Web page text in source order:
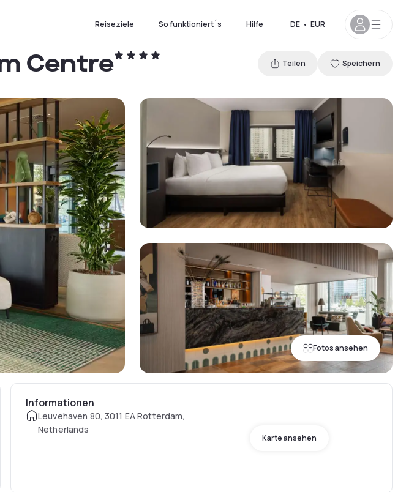
Reiseziele So funktioniert´s Hilfe DE • EUR
Fotos ansehen
Centre Teilen Speichern
Informationen
Leuvehaven 80, 3011 EA Rotterdam,
Netherlands
Karte ansehen